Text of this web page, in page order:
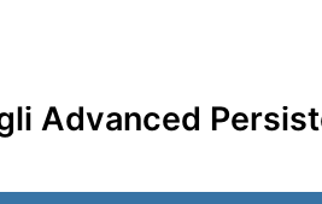
Advanced